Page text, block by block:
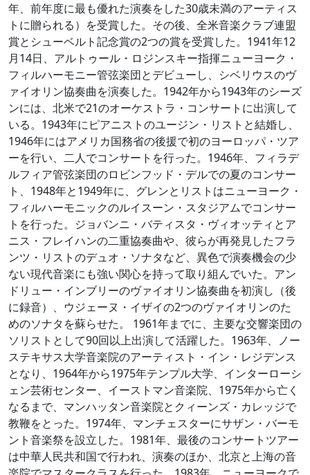
年、前年度に最も優れた演奏をした30歳未満のアーティス
トに贈られる）を受賞した。その後、全米音楽クラブ連盟
賞とシューベルト記念賞の2つの賞を受賞した。1941年12
月14日、アルトゥール・ロジンスキー指揮ニューヨーク・
フィルハーモニー管弦楽団とデビューし、シベリウスのヴ
ァイオリン協奏曲を演奏した。1942年から1943年のシーズ
ンには、北米で21のオーケストラ・コンサートに出演して
いる。1943年にピアニストのユージン・リストと結婚し、
1946年にはアメリカ国務省の後援で初のヨーロッパ・ツア
ーを行い、二人でコンサートを行った。1946年、フィラデ
ルフィア管弦楽団のロビンフッド・デルでの夏のコンサー
ト、1948年と1949年に、グレンとリストはニューヨーク・
フィルハーモニックのルイスーン・スタジアムでコンサー
トを行った。ジョバンニ・バティスタ・ヴィオッティとア
ニス・フレイハンの二重協奏曲や、彼らが再発見したフラ
ンツ・リストのデュオ・ソナタなど、異色で演奏機会の少
ない現代音楽にも強い関心を持って取り組んでいた。アン
ドリュー・インブリーのヴァイオリン協奏曲を初演し（後
に録音）、ウジェーヌ・イザイの2つのヴァイオリンのた
めのソナタを蘇らせた。 1961年までに、主要な交響楽団の
ソリストとして90回以上出演して活躍した。1963年、ノー
ステキサス大学音楽院のアーティスト・イン・レジデンス
となり、1964年から1975年テンプル大学、インターローシ
ェン芸術センター、イーストマン音楽院、1975年から亡く
なるまで、マンハッタン音楽院とクィーンズ・カレッジで
教鞭をとった。1974年、マンチェスターにサザン・バーモ
ント音楽祭を設立した。1981年、最後のコンサートツアー
は中華人民共和国で行われ、演奏のほか、北京と上海の音